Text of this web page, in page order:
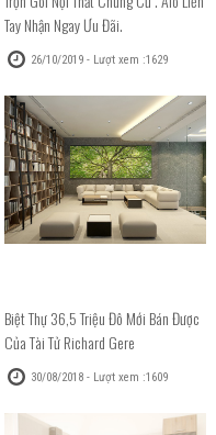
Tay Nhận Ngay Ưu Đãi.
26/10/2019 - Lượt xem :1629
Biệt Thự 36,5 Triệu Đô Mới Bán Được
Của Tài Tử Richard Gere
30/08/2018 - Lượt xem :1609